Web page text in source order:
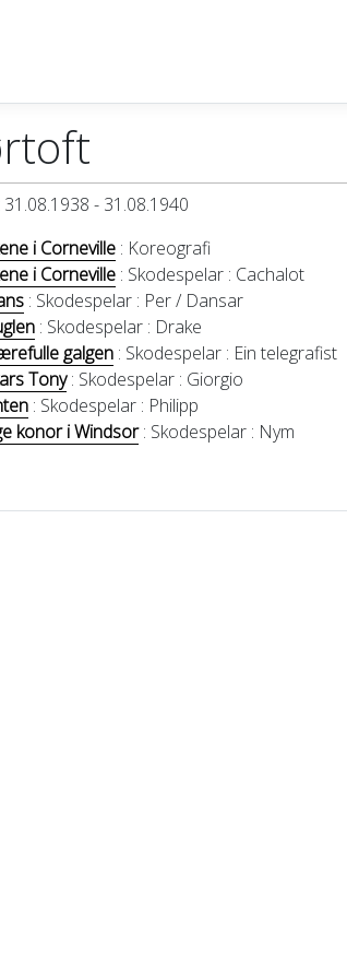
- 31.08.1940
i Corneville : Koreografi
i Corneville : Skodespelar : Cachalot
: Skodespelar : Per / Dansar
: Skodespelar : Drake
galgen : Skodespelar : Ein telegrafist
Tony: Skodespelar : Giorgio
: Skodespelar : Philipp
konor i Windsor: Skodespelar : Nym